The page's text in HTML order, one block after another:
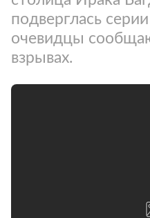
подверглась
очевидцы
взрывах.